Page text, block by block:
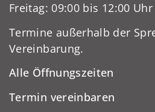
Freitag: 09:00 bis 12:00 Uhr
Termine außerhalb der
Vereinbarung.
Alle Öffnungszeiten
Termin vereinbaren